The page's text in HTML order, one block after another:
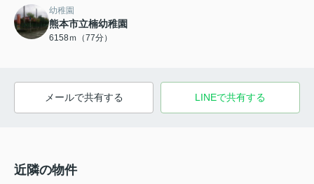
幼稚園
熊本市立楠幼稚園
6158ｍ（77分）
メールで共有する LINEで共有する
近隣の物件